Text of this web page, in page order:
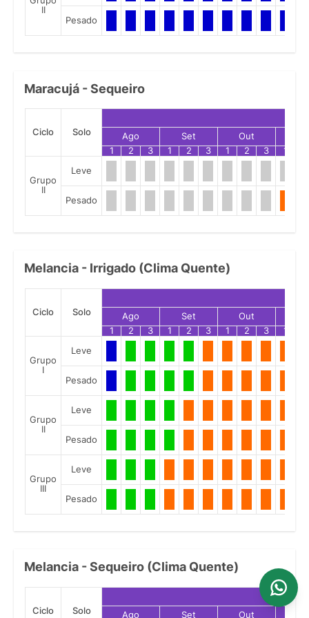
II
Pesado
Maracujá - Sequeiro
Ciclo Solo Ago Set Out
1
2 3 1 2 3 1 2 3 1
Grupo
II
Leve
Pesado
Melancia - Irrigado (Clima Quente)
Ciclo Solo Ago Set Out
1
2 3 1 2 3 1 2 3 1
Grupo
I
Leve
Pesado
Grupo
II
Leve
Pesado
Grupo
III
Leve
Pesado
Melancia - Sequeiro (Clima Quente)
Ciclo Solo Ago Set Out